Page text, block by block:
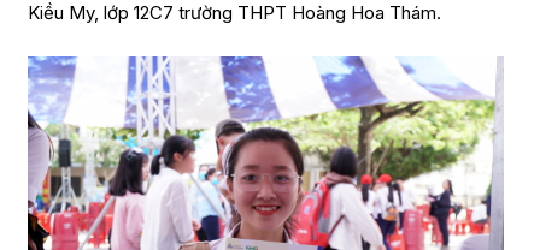
Kiều My, lớp 12C7 trường THPT Hoàng Hoa Thám.